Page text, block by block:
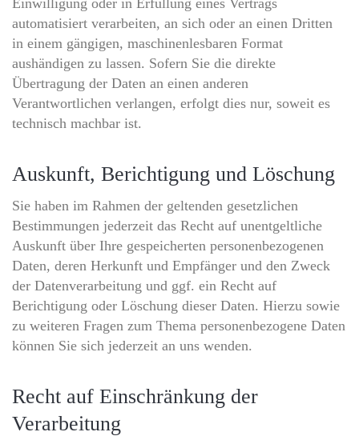
automatisiert verarbeiten, an sich oder an einen Dritten
in einem gängigen, maschinenlesbaren Format
aushändigen zu lassen. Sofern Sie die direkte
Übertragung der Daten an einen anderen
Verantwortlichen verlangen, erfolgt dies nur, soweit es
technisch machbar ist.
Auskunft, Berichtigung und Löschung
Sie haben im Rahmen der geltenden gesetzlichen
Bestimmungen jederzeit das Recht auf unentgeltliche
Auskunft über Ihre gespeicherten personenbezogenen
Daten, deren Herkunft und Empfänger und den Zweck
der Datenverarbeitung und ggf. ein Recht auf
Berichtigung oder Löschung dieser Daten. Hierzu sowie
zu weiteren Fragen zum Thema personenbezogene Daten
können Sie sich jederzeit an uns wenden.
Recht auf Einschränkung der
Verarbeitung